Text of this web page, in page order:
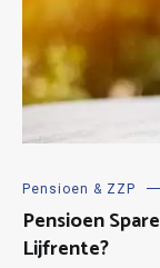
Pensioen & ZZP
Pensioen
Lijfrente?